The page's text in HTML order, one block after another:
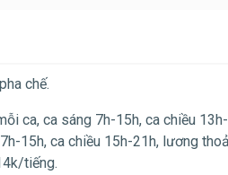
chế.
ca, ca sáng 7h-15h, ca chiều
15h, ca chiều 15h-21h, lương
tiếng.